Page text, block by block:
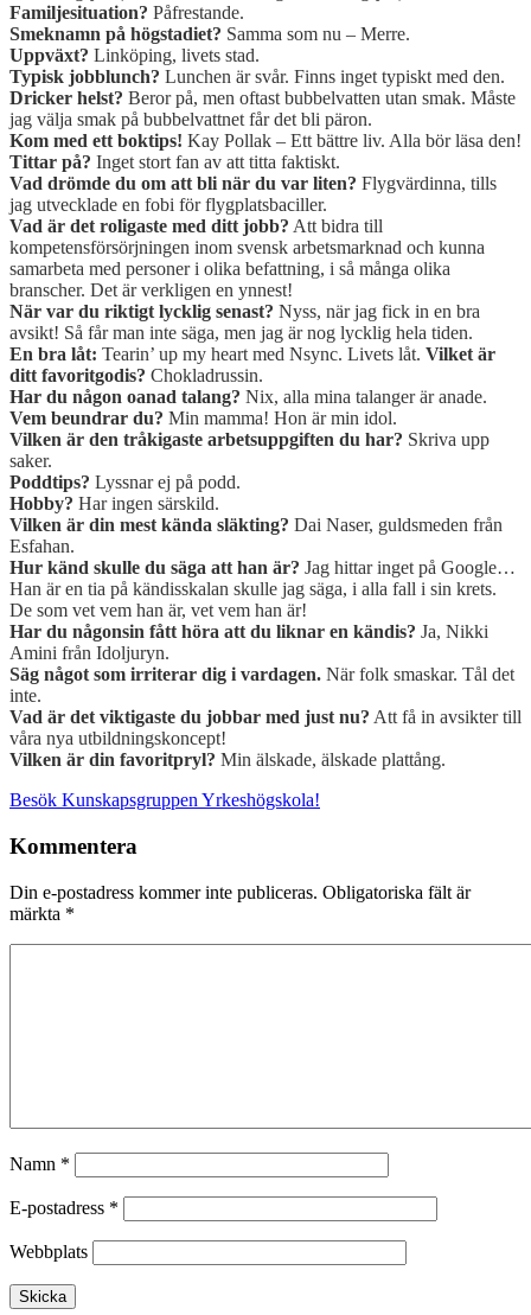
Familjesituation? Påfrestande.
Smeknamn på högstadiet? Samma som nu – Merre.
Uppväxt? Linköping, livets stad.
Typisk jobblunch? Lunchen är svår. Finns inget typiskt med den.
Dricker helst? Beror på, men oftast bubbelvatten utan smak. Måste
jag välja smak på bubbelvattnet får det bli päron.
Kom med ett boktips! Kay Pollak – Ett bättre liv. Alla bör läsa den!
Tittar på? Inget stort fan av att titta faktiskt.
Vad drömde du om att bli när du var liten? Flygvärdinna, tills
jag utvecklade en fobi för flygplatsbaciller.
Vad är det roligaste med ditt jobb? Att bidra till
kompetensförsörjningen inom svensk arbetsmarknad och kunna
samarbeta med personer i olika befattning, i så många olika
branscher. Det är verkligen en ynnest!
När var du riktigt lycklig senast? Nyss, när jag fick in en bra
avsikt! Så får man inte säga, men jag är nog lycklig hela tiden.
En bra låt: Tearin’ up my heart med Nsync. Livets låt. Vilket är
ditt favoritgodis? Chokladrussin.
Har du någon oanad talang? Nix, alla mina talanger är anade.
Vem beundrar du? Min mamma! Hon är min idol.
Vilken är den tråkigaste arbetsuppgiften du har? Skriva upp
saker.
Poddtips? Lyssnar ej på podd.
Hobby? Har ingen särskild.
Vilken är din mest kända släkting? Dai Naser, guldsmeden från
Esfahan.
Hur känd skulle du säga att han är? Jag hittar inget på Google…
Han är en tia på kändisskalan skulle jag säga, i alla fall i sin krets.
De som vet vem han är, vet vem han är!
Har du någonsin fått höra att du liknar en kändis? Ja, Nikki
Amini från Idoljuryn.
Säg något som irriterar dig i vardagen. När folk smaskar. Tål det
inte.
Vad är det viktigaste du jobbar med just nu? Att få in avsikter till
våra nya utbildningskoncept!
Vilken är din favoritpryl? Min älskade, älskade plattång.
Besök Kunskapsgruppen Yrkeshögskola!
Kommentera
Din e-postadress kommer inte publiceras. Obligatoriska fält är
märkta *
Namn *
E-postadress *
Webbplats